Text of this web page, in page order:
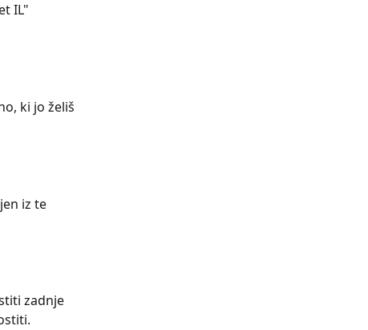
IL"
ki jo želiš
iz te
zadnje